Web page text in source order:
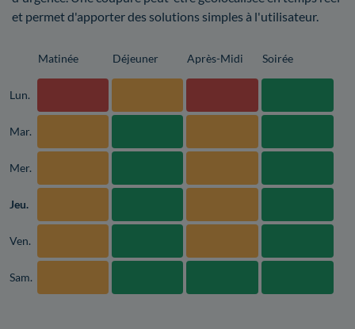
et permet d'apporter des solutions simples à l'utilisateur.
Matinée Déjeuner Après-Midi Soirée
Lun.
Mar.
Mer.
Jeu.
Ven.
Sam.